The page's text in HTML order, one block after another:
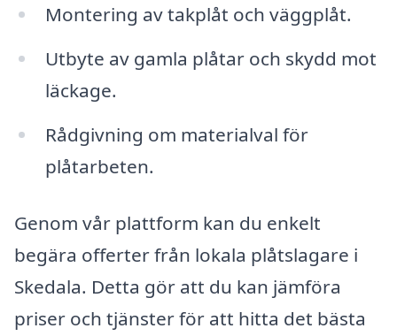
Montering av takplåt och väggplåt.
Utbyte av gamla plåtar och skydd mot
läckage.
Rådgivning om materialval för
plåtarbeten.
Genom vår plattform kan du enkelt
begära offerter från lokala plåtslagare i
Skedala. Detta gör att du kan jämföra
priser och tjänster för att hitta det bästa